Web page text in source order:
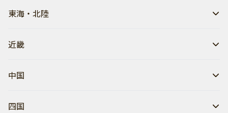
東海・北陸
近畿
中国
四国